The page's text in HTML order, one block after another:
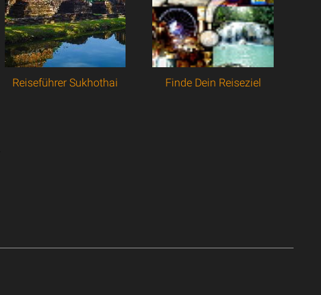
Reiseführer Sukhothai Finde Dein Reiseziel